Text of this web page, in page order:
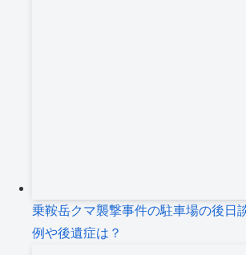
乗鞍岳クマ襲撃事件の駐車場の後日
例や後遺症は？